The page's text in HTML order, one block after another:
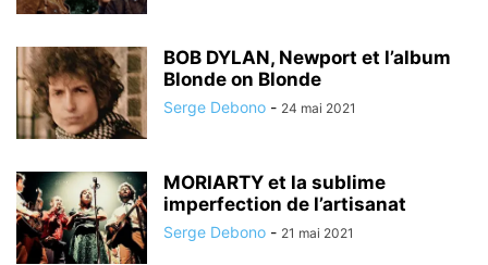
BOB DYLAN, Newport et l’album
Blonde on Blonde
Serge Debono - 24 mai 2021
MORIARTY et la sublime
imperfection de l’artisanat
Serge Debono - 21 mai 2021